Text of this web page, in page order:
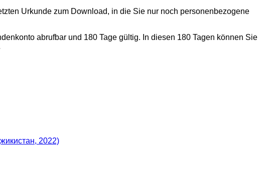
Urkunde zum Download, in die Sie nur noch personenbezogene
abrufbar und 180 Tage gültig. In diesen 180 Tagen können Sie